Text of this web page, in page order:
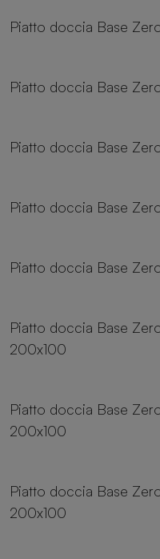
Piatto doccia Base
Piatto doccia Base
Piatto doccia Base
Piatto doccia Base
Piatto doccia Base
Piatto doccia Base
200x100
Piatto doccia Base
200x100
Piatto doccia Base
200x100